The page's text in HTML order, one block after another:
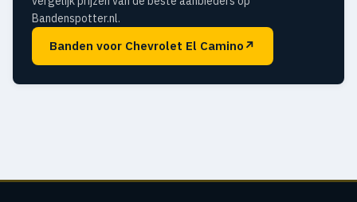
Bandenspotter.nl.
Banden voor Chevrolet El Camino ↗